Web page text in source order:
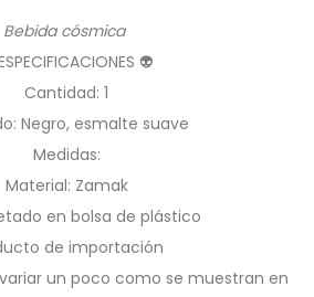
Bebida cósmica
👽
Cantidad: 1
Negro, esmalte suave
Medidas:
Material: Zamak
en bolsa de plástico
de importación
un poco como se muestran en